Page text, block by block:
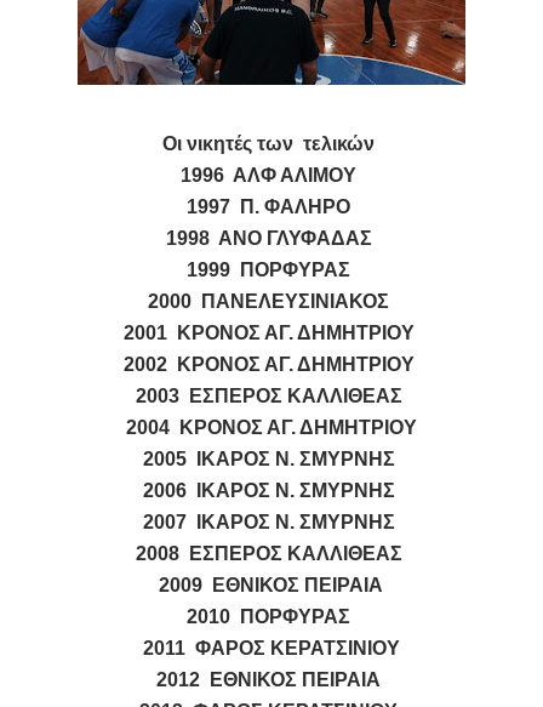
Οι νικητές των τελικών
1996 ΑΛΦ ΑΛΙΜΟΥ
1997 Π. ΦΑΛΗΡΟ
1998 ΑΝΟ ΓΛΥΦΑΔΑΣ
1999 ΠΟΡΦΥΡΑΣ
2000 ΠΑΝΕΛΕΥΣΙΝΙΑΚΟΣ
2001 ΚΡΟΝΟΣ ΑΓ. ΔΗΜΗΤΡΙΟΥ
2002 ΚΡΟΝΟΣ ΑΓ. ΔΗΜΗΤΡΙΟΥ
2003 ΕΣΠΕΡΟΣ ΚΑΛΛΙΘΕΑΣ
2004 ΚΡΟΝΟΣ ΑΓ. ΔΗΜΗΤΡΙΟΥ
2005 ΙΚΑΡΟΣ Ν. ΣΜΥΡΝΗΣ
2006 ΙΚΑΡΟΣ Ν. ΣΜΥΡΝΗΣ
2007 ΙΚΑΡΟΣ Ν. ΣΜΥΡΝΗΣ
2008 ΕΣΠΕΡΟΣ ΚΑΛΛΙΘΕΑΣ
2009 ΕΘΝΙΚΟΣ ΠΕΙΡΑΙΑ
2010 ΠΟΡΦΥΡΑΣ
2011 ΦΑΡΟΣ ΚΕΡΑΤΣΙΝΙΟΥ
2012 ΕΘΝΙΚΟΣ ΠΕΙΡΑΙΑ